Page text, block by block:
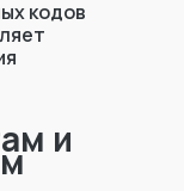
кодов
и